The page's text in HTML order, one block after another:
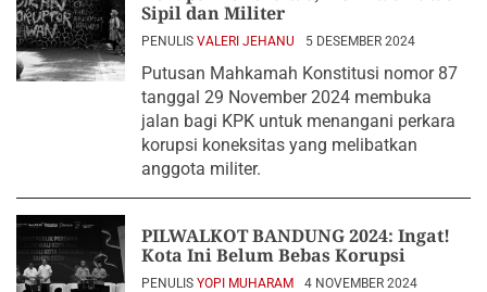
Sipil dan Militer
PENULIS VALERI JEHANU 5 DESEMBER 2024
Putusan Mahkamah Konstitusi nomor 87
tanggal 29 November 2024 membuka
jalan bagi KPK untuk menangani perkara
korupsi koneksitas yang melibatkan
anggota militer.
PILWALKOT BANDUNG 2024: Ingat!
Kota Ini Belum Bebas Korupsi
PENULIS YOPI MUHARAM 4 NOVEMBER 2024